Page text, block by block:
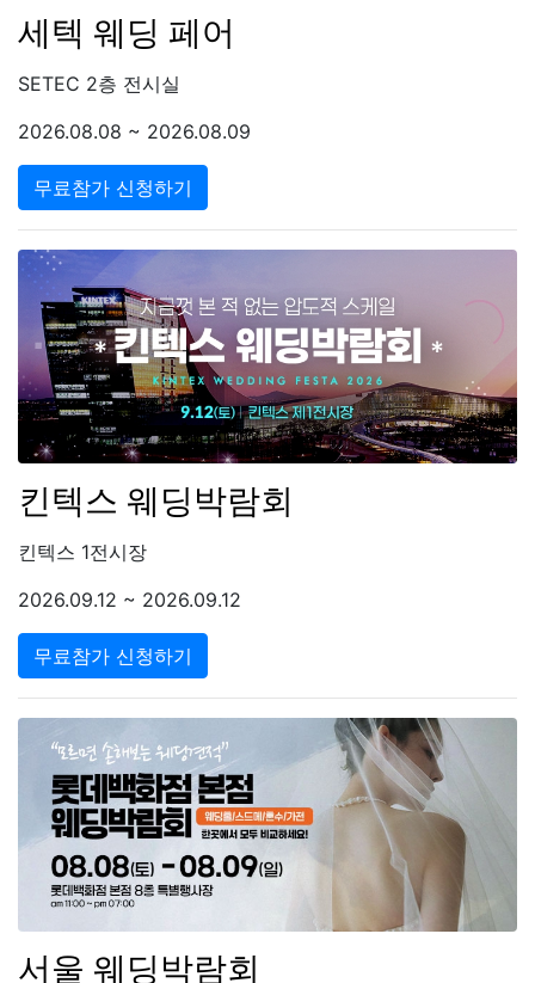
세텍 웨딩 페어
SETEC 2층 전시실
2026.08.08 ~ 2026.08.09
무료참가 신청하기
킨텍스 웨딩박람회
킨텍스 1전시장
2026.09.12 ~ 2026.09.12
무료참가 신청하기
서울 웨딩박람회